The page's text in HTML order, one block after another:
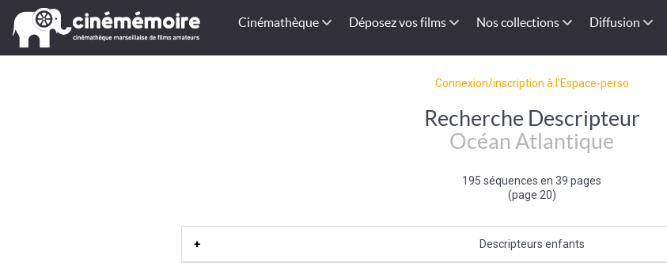
Cinémathèque Déposez vos films Nos collections Diffusion
Connexion/inscription à l'Espace-perso
Recherche Descripteur
Océan Atlantique
195 séquences en 39 pages
(page 20)
Descripteurs enfants